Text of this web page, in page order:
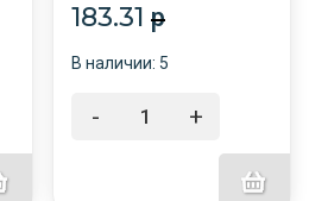
183.31p
В наличии: 5
- +